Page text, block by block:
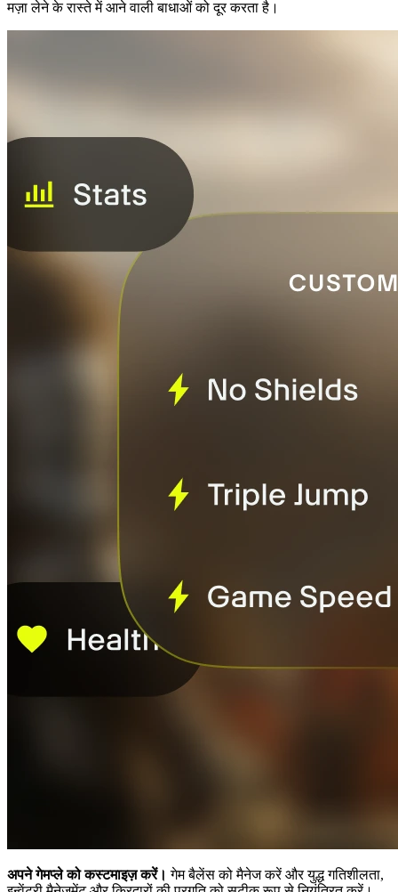
मज़ा लेने के रास्ते में आने वाली बाधाओं को दूर करता है।
अपने गेमप्ले को कस्टमाइज़ करें। गेम बैलेंस को मैनेज करें और युद्ध गतिशीलता,